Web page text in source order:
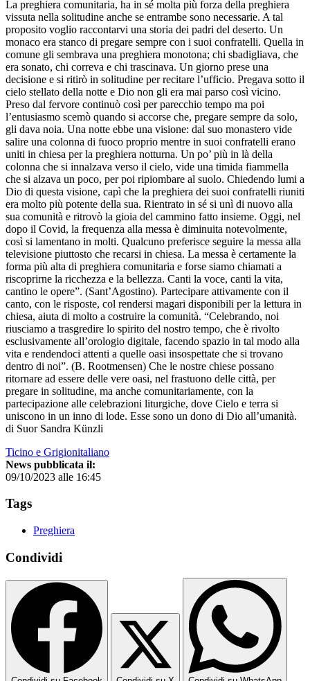
La preghiera comunitaria, ha in sé molta più forza della preghiera
vissuta nella solitudine anche se entrambe sono necessarie. A tal
proposito voglio raccontarvi una storia dei padri del deserto. Un
monaco era stanco di pregare sempre con i suoi confratelli. Quella in
comune gli sembrava una preghiera monotona; chi sbadigliava, che
era sonato, chi correva e chi trascinava. Un giorno prese una
decisione e si ritirò in solitudine per recitare l’ufficio. Pregava sotto il
cielo stellato della notte e Dio non gli era mai parso così vicino.
Preso dal fervore continuò così per parecchio tempo ma poi
l’entusiasmo scemò quando si accorse che, pregare sempre da solo,
gli dava noia. Una notte ebbe una visione: dal suo monastero vide
salire una colonna di fuoco proprio mentre in suoi confratelli erano
uniti in chiesa per la preghiera notturna. Un po’ più in là della
colonna che si innalzava verso il cielo, vide una timida fiammella
che si alzava un poco, per poi ripiombare al suolo. Chiedendo lumi a
Dio di questa visione, capì che la preghiera dei suoi confratelli riuniti
era molto più potente della sua. Rientrato in sé si unì di nuovo alla
sua comunità e ritrovò la gioia del cammino fatto insieme. Oggi, nel
dopo il Covid, la frequenza alla messa è diminuita notevolmente,
così si lamentano in molti. Qualcuno preferisce seguire la messa alla
televisione piuttosto che recarsi in chiesa. La messa è certamente la
forma più alta di preghiera comunitaria e forse siamo chiamati a
riscoprirne la ricchezza e la bellezza. Canti la voce, canti la vita,
cantino le opere”. (Sant’Agostino). Partecipare attivamente con il
canto, con le risposte, col rendersi magari disponibili per la lettura in
chiesa, aiuta di molto a costruire la comunità. “Celebrando, noi
riusciamo a trasgredire lo spirito del nostro tempo, che è rivolto
esclusivamente all’orologio digitale, facendo spazio in tal modo alla
vita e rendendoci attenti a quelle oasi insospettate che si trovano
dentro di noi”. (B. Rootmensen) Che le nostre chiese possano
ritornare ad essere delle vere oasi, nel frastuono delle città, per
pregare in solitudine, ma anche comunitariamente, con la
partecipazione alle celebrazioni liturgiche, dove Cielo e terra si
uniscono in un inno di lode. Esse sono un dono di Dio all’umanità.
di Suor Sandra Künzli
Ticino e Grigionitaliano
News pubblicata il:
09/10/2023 alle 16:45
Tags
Preghiera
Condividi